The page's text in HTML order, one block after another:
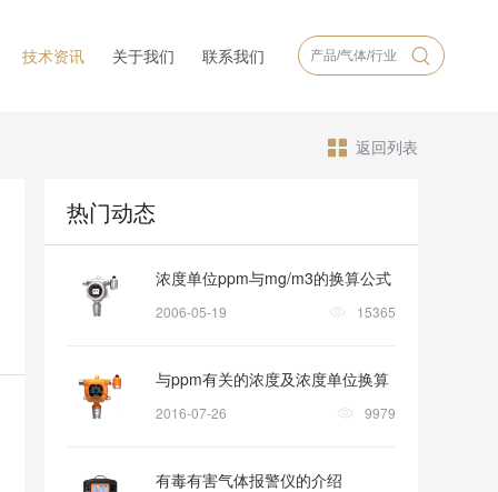
技术资讯 关于我们 联系我们
返回列表
热门动态
浓度单位ppm与mg/m3的换算公式
2006-05-19 15365
与ppm有关的浓度及浓度单位换算
2016-07-26 9979
有毒有害气体报警仪的介绍